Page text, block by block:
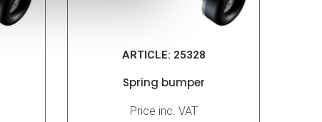
ARTICLE: 25328
Spring bumper
Price inc. VAT